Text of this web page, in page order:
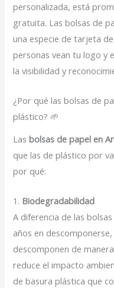
personalizada, está
gratuita. Las bolsas de
una especie de tarjeta
personas vean tu logo y
la visibilidad y
¿Por qué las bolsas de
plástico? 🌱
Lasbolsas de papel en
que las de plástico por
por qué:
1. Biodegradabilidad
A diferencia de las
años en
descomponen de
reduce el impacto
de basura plástica que